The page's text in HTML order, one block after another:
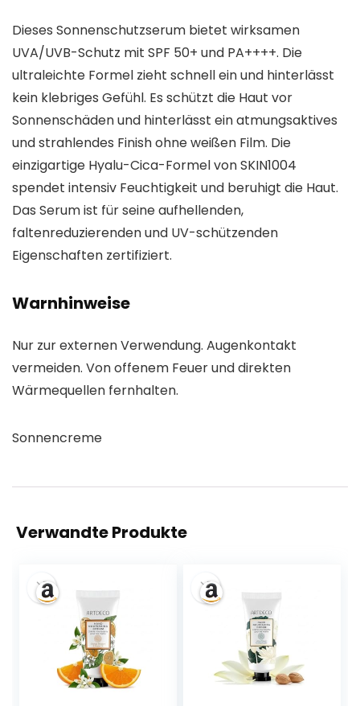
Dieses Sonnenschutzserum bietet wirksamen
UVA/UVB-Schutz mit SPF 50+ und PA++++. Die
ultraleichte Formel zieht schnell ein und hinterlässt
kein klebriges Gefühl. Es schützt die Haut vor
Sonnenschäden und hinterlässt ein atmungsaktives
und strahlendes Finish ohne weißen Film. Die
einzigartige Hyalu-Cica-Formel von SKIN1004
spendet intensiv Feuchtigkeit und beruhigt die Haut.
Das Serum ist für seine aufhellenden,
faltenreduzierenden und UV-schützenden
Eigenschaften zertifiziert.
Warnhinweise
Nur zur externen Verwendung. Augenkontakt
vermeiden. Von offenem Feuer und direkten
Wärmequellen fernhalten.
Sonnencreme
Verwandte Produkte